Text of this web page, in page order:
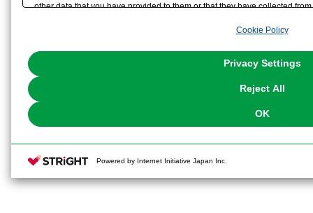
other data that you have provided to them or that they have collected
the use of all Cookies except for Strictly Necessary Cookies, please
You can change your consent or rejection settings at any time via
Cookie Policy
Privacy Settings
Reject All
OK
Powered by Internet Initiative Japan Inc.